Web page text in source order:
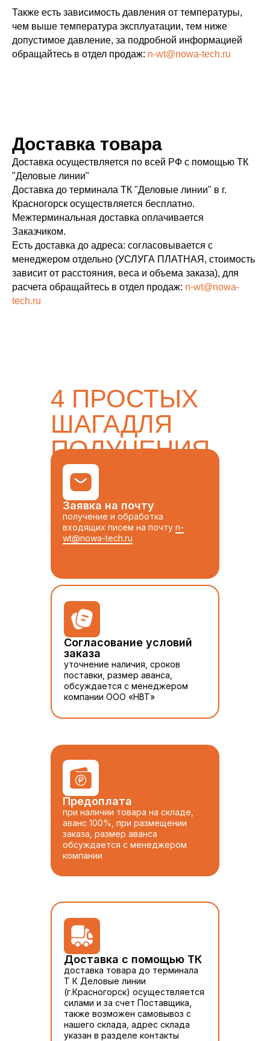
Также есть зависимость давления от температуры,
чем выше температура эксплуатации, тем ниже
допустимое давление, за подробной информацией
обращайтесь в отдел продаж: n-wt@nowa-tech.ru
Доставка товара
Доставка осуществляется по всей РФ с помощью ТК
"Деловые линии"
Доставка до терминала ТК "Деловые линии" в г.
Красногорск осуществляется бесплатно.
Межтерминальная доставка оплачивается
Заказчиком.
Есть доставка до адреса: согласовывается с
менеджером отдельно (УСЛУГА ПЛАТНАЯ, стоимость
зависит от расстояния, веса и объема заказа), для
расчета обращайтесь в отдел продаж: n-wt@nowa-
tech.ru
4 ПРОСТЫХ
ШАГАДЛЯ
ПОЛУЧЕНИЯ
ТОВАРА
Заявка на почту
получение и обработка
входящих писем на почту n-
wt@nowa-tech.ru
Предоплата
при наличии товара на складе,
аванс 100%, при размещении
заказа, размер аванса
обсуждается с менеджером
компании
Доставка с помощью ТК
доставка товара до терминала
Т К Деловые линии
(г.Красногорск) осуществляется
силами и за счет Поставщика,
также возможен самовывоз с
нашего склада, адрес склада
указан в разделе контакты
Согласование условий
заказа
уточнение наличия, сроков
поставки, размер аванса,
обсуждается с менеджером
компании ООО «НВТ»